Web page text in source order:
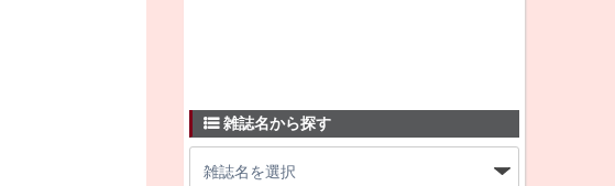
雑誌名から探す